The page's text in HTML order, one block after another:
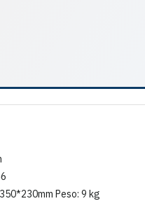
Peso: 9 kg